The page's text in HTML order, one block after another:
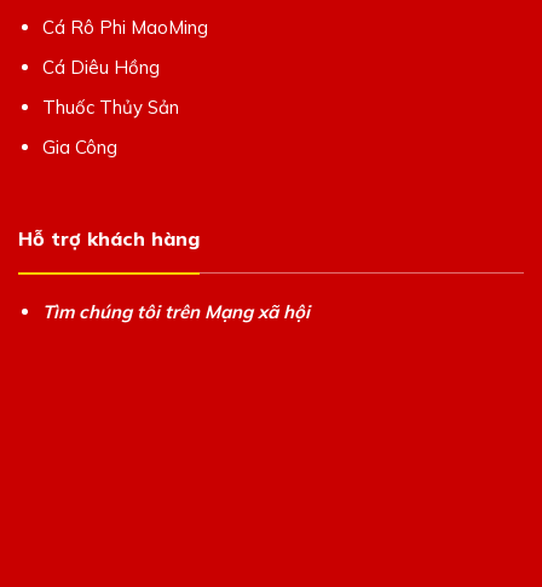
Cá Rô Phi MaoMing
Cá Diêu Hồng
Thuốc Thủy Sản
Gia Công
Hỗ trợ khách hàng
Tìm chúng tôi trên Mạng xã hội